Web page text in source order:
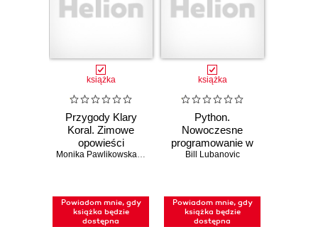
książka
Przygody Klary
Koral. Zimowe
opowieści
logopedyczne Monika Pawlikowska
,Monika Ignasiak
Powiadom mnie, gdy
książka będzie
dostępna
książka
Python.
Nowoczesne
programowanie w
prostych krokach.
Bill Lubanovic
Powiadom mnie, gdy
książka będzie
dostępna